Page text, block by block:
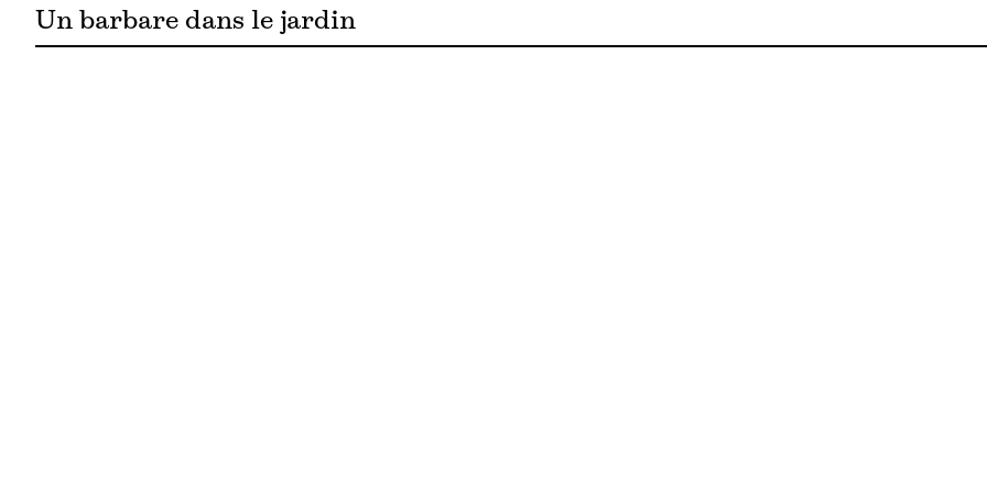
Un barbare dans le jardin